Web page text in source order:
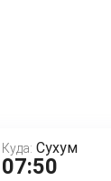
Куда: Сухум
07:50